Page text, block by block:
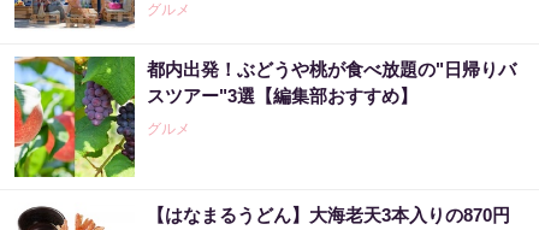
グルメ
都内出発！ぶどうや桃が食べ放題の"日帰りバ
スツアー"3選【編集部おすすめ】
グルメ
【はなまるうどん】大海老天3本入りの870円